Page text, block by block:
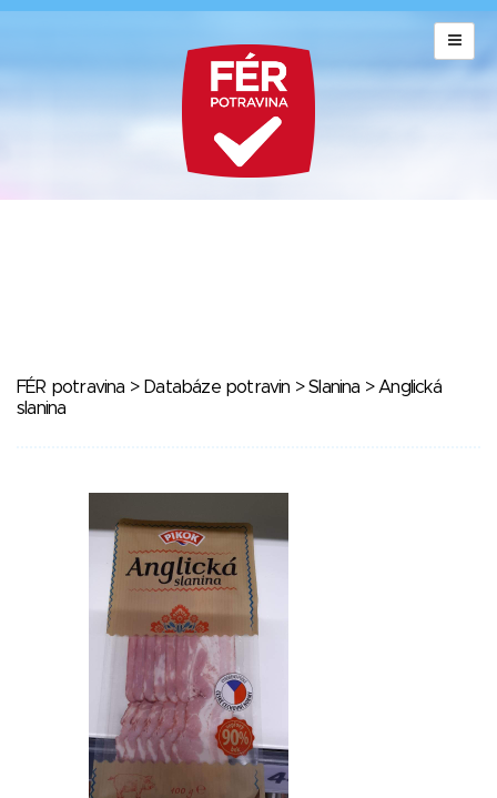
FÉR potravina > Databáze potravin >Slanina > Anglická
slanina